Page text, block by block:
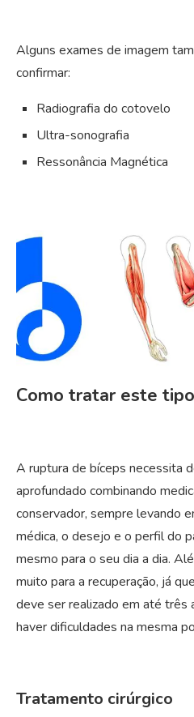
Alguns exames de imagem
confirmar:
Radiografia do cotovelo
Ultra-sonografia
Ressonância Magnética
Como tratar este
A ruptura de bíceps necessita
aprofundado combinando
conservador, sempre levando
médica, o desejo e o perfil do
mesmo para o seu dia a dia.
muito para a recuperação, já
deve ser realizado em até três
haver dificuldades na mesma
Tratamento cirúrgico